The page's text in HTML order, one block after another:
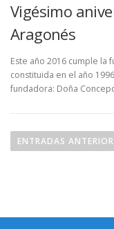
Vigésimo
Aragonés
Este año 2016 cumple la
constituida en el año
fundadora: Doña
aENTRADAS